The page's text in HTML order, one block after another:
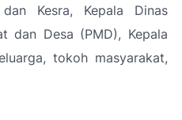
Kesra, Kepala Dinas
dan Desa (PMD), Kepala
tokoh masyarakat,